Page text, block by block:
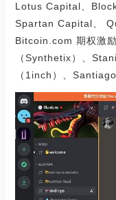
Lotus Capital、
Spartan Capital、
Bitcoin.com 期权激
（Synthetix）、
（1inch）、